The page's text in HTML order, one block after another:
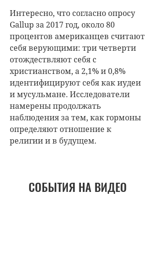
Интересно, что согласно опросу
Gallup за 2017 год, около 80
процентов американцев считают
себя верующими: три четверти
отождествляют себя с
христианством, а 2,1% и 0,8%
идентифицируют себя как иудеи
и мусульмане. Исследователи
намерены продолжать
наблюдения за тем, как гормоны
определяют отношение к
религии и в будущем.
СОБЫТИЯ НА ВИДЕО